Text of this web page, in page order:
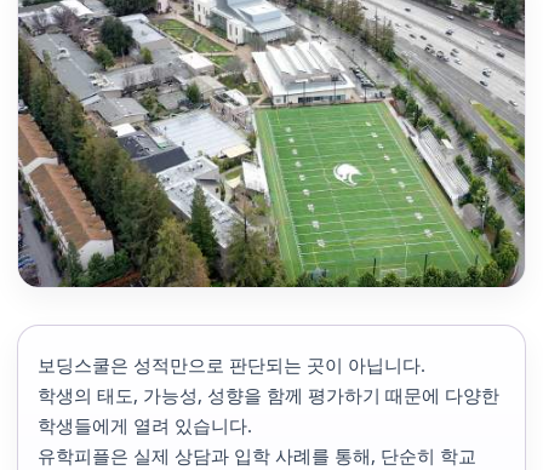
보딩스쿨은 성적만으로 판단되는 곳이 아닙니다.
학생의 태도, 가능성, 성향을 함께 평가하기 때문에 다양한
학생들에게 열려 있습니다.
유학피플은 실제 상담과 입학 사례를 통해, 단순히 학교